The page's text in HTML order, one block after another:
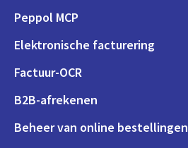
Peppol MCP
Elektronische facturering
Factuur-OCR
B2B-afrekenen
Beheer van online bestellingen